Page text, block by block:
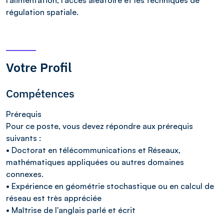
régulation spatiale.
Votre Profil
Compétences
Prérequis
Pour ce poste, vous devez répondre aux prérequis
suivants :
• Doctorat en télécommunications et Réseaux,
mathématiques appliquées ou autres domaines
connexes.
• Expérience en géométrie stochastique ou en calcul de
réseau est très appréciée
• Maîtrise de l'anglais parlé et écrit